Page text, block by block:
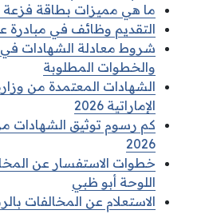
ما هي مميزات بطاقة فزعة 2026
التقديم وظائف في مبادرة علم
والخطوات المطلوبة
الشهادات المعتمدة من
الإماراتية 2026
كم رسوم توثيق الشهادات من
2026
خطوات الاستفسار عن
اللوحة أبو ظبي
الاستعلام عن المخالفات